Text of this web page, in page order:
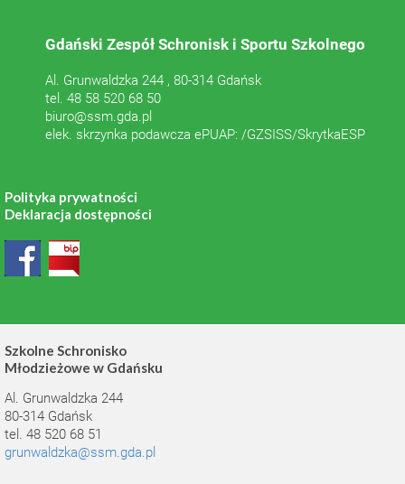
Gdański Zespół Schronisk i Sportu Szkolnego
Al. Grunwaldzka 244 , 80-314 Gdańsk
tel. 48 58 520 68 50
biuro@ssm.gda.pl
elek. skrzynka podawcza ePUAP: /GZSISS/SkrytkaESP
Polityka prywatności
Deklaracja dostępności
Szkolne Schronisko
Młodzieżowe w Gdańsku
Al. Grunwaldzka 244
80-314 Gdańsk
tel. 48 520 68 51
grunwaldzka@ssm.gda.pl